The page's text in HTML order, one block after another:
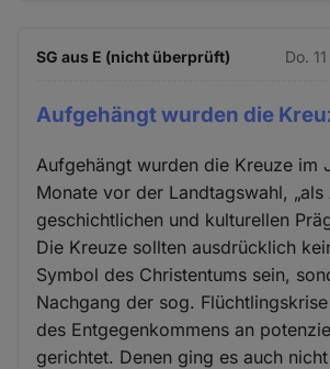
SG aus E (nicht überprüft) Do.
Aufgehängt wurden die
Aufgehängt wurden die Kreuze im
Monate vor der Landtagswahl,
geschichtlichen und kulturellen
Die Kreuze sollten ausdrücklich
Symbol des Christentums sein,
Nachgang der sog.
des Entgegenkommens an
gerichtet. Denen ging es auch